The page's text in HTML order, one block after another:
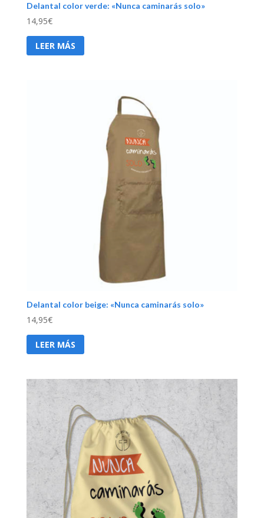
Delantal color verde: «Nunca caminarás solo»
14,95€
LEER MÁS
Delantal color beige: «Nunca caminarás solo»
14,95€
LEER MÁS